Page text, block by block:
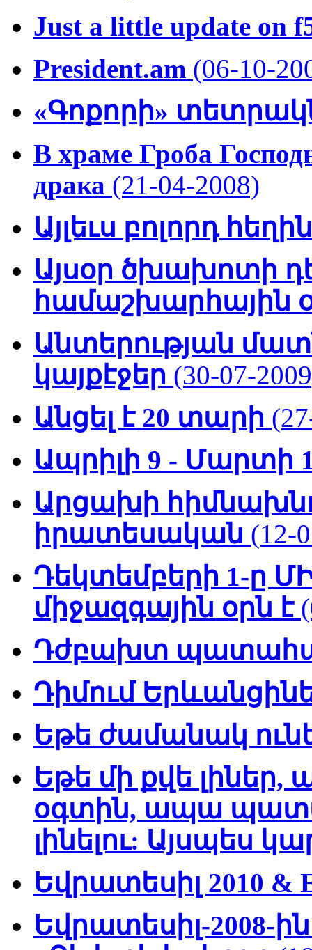
Just a little update on
President.am (06-10-
«Գոքորի»
В храме Гроба
драка (21-04-2008)
Այլեւս բոլորդ
Այսօր ծխախոտի
համաշխարհային
Անտերության
կայքէջեր (30-07-
Անցել է 20 տարի
Ապրիլի 9 - Մարտի
Արցախի
իրատեսական (12-
Դեկտեմբերի 1-ը
միջազգային օրն է
Դժբախտ
Դիմում
Եթե ժամանակ
Եթե մի քվե լիներ,
օգտին, ապա
լինելու: Այսպես
Եվրատեսիլ 2010 &
Եվրատեսիլ-2008-